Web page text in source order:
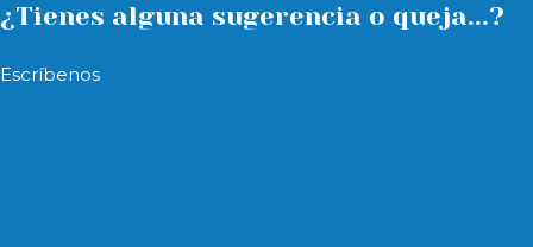
¿Tienes alguna sugerencia o queja...?
Escríbenos